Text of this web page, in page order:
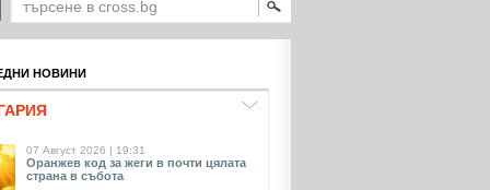
НОВИНИ
07 Август 2026 | 19:31
Оранжев код за жеги в почти цялата
страна в събота